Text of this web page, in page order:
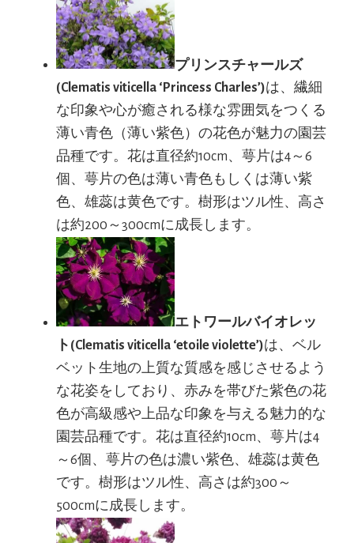
プリンスチャールズ
(Clematis viticella ‘Princess Charles’)は、繊細
な印象や心が癒される様な雰囲気をつくる
薄い青色（薄い紫色）の花色が魅力の園芸
品種です。花は直径約10cm、萼片は4～6
個、萼片の色は薄い青色もしくは薄い紫
色、雄蕊は黄色です。樹形はツル性、高さ
は約200～300cmに成長します。
エトワールバイオレッ
ト(Clematis viticella ‘etoile violette’)は、ベル
ベット生地の上質な質感を感じさせるよう
な花姿をしており、赤みを帯びた紫色の花
色が高級感や上品な印象を与える魅力的な
園芸品種です。花は直径約10cm、萼片は4
～6個、萼片の色は濃い紫色、雄蕊は黄色
です。樹形はツル性、高さは約300～
500cmに成長します。